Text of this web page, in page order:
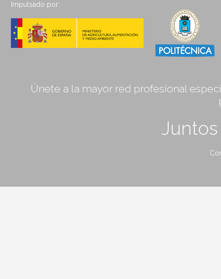
Impulsado por:
Únete a la mayor red profesional